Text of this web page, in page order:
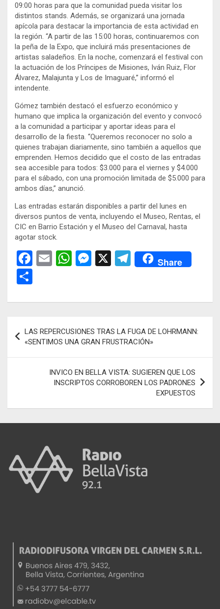
09:00 horas para que la comunidad pueda visitar los
distintos stands. Además, se organizará una jornada
apícola para destacar la importancia de esta actividad en
la región. “A partir de las 15:00 horas, continuaremos con
la peña de la Expo, que incluirá más presentaciones de
artistas saladeños. En la noche, comenzará el festival con
la actuación de los Príncipes de Misiones, Iván Ruiz, Flor
Álvarez, Malajunta y Los de Imaguaré,” informó el
intendente.
Gómez también destacó el esfuerzo económico y
humano que implica la organización del evento y convocó
a la comunidad a participar y aportar ideas para el
desarrollo de la fiesta. “Queremos reconocer no solo a
quienes trabajan diariamente, sino también a aquellos que
emprenden. Hemos decidido que el costo de las entradas
sea accesible para todos: $3.000 para el viernes y $4.000
para el sábado, con una promoción limitada de $5.000 para
ambos días,” anunció.
Las entradas estarán disponibles a partir del lunes en
diversos puntos de venta, incluyendo el Museo, Rentas, el
CIC en Barrio Estación y el Museo del Carnaval, hasta
agotar stock.
F
b
o
k
E
W
s
p
p
M
n
er
X
T
gr
m
Share
m
p
ar
tir
de
entradas
LAS REPERCUSIONES TRAS LA FUGA DE LOHRMANN:
«SENTIMOS UNA GRAN FRUSTRACIÓN»
INVICO EN BELLA VISTA: SUGIEREN QUE LOS
INSCRIPTOS CORROBOREN LOS PADRONES
EXPUESTOS